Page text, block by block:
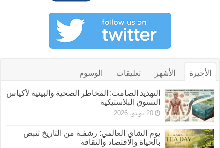
الأخيرة الأشهر تعليقات الوسوم
التهديد الصامت: المخاطر الصحية والبيئية لأكياس
التسوق البلاستيكية
20 يونيو، 2026
يوم الشاي العالمي: رشفـة من التاريخ تنبض
بالحياة والاقتصاد والثقافة